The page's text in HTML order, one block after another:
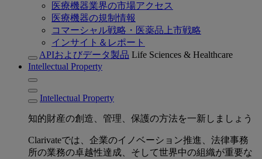
医療機器業界の市場アクセス
医療機器の規制情報
コマーシャル戦略・医薬品上市戦略
インサイト＆レポート
APIおよびデータ製品 Life Sciences & Healthcare
Intellectual Property
Intellectual Property
知的財産の創造、管理、保護の方法を一新しましょう
Clarivateでは、企業のイノベーション推進、法律事務
所の業務の卓越性達成、そして世界中の組織が重要な